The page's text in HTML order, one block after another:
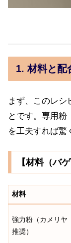
1. 材料と配
まず、このレシ
とです。専用粉
を工夫すれば驚
【材料（バ
材料
強力粉（カメリヤ
推奨）